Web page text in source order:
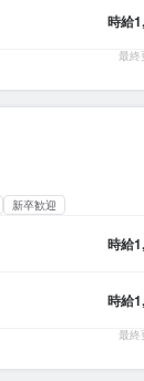
時給
最終
新卒歓迎
時給
時給
最終
バ
バ
バ
バ
バ
バ
バ
バ
バ
バ
バ